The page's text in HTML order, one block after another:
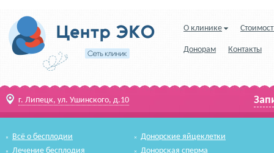
О клинике
Донорам Контакты
г. Липецк, ул. Ушинского, д.10
Всё о бесплодии
Лечение бесплодия
Донорские яйцеклетки
Донорская сперма